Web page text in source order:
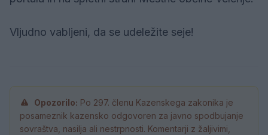
Vljudno vabljeni, da se udeležite seje!
Opozorilo: Po 297. členu Kazenskega zakonika je
posameznik kazensko odgovoren za javno spodbujanje
sovraštva, nasilja ali nestrpnosti. Komentarji z žaljivimi,